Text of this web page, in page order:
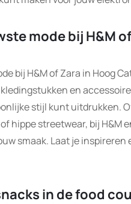
mode bij H&M
bij H&M of Zara in Hoog
en
stijl kunt uitdrukken.
hippe streetwear, bij H&M
smaak. Laat je
in de food